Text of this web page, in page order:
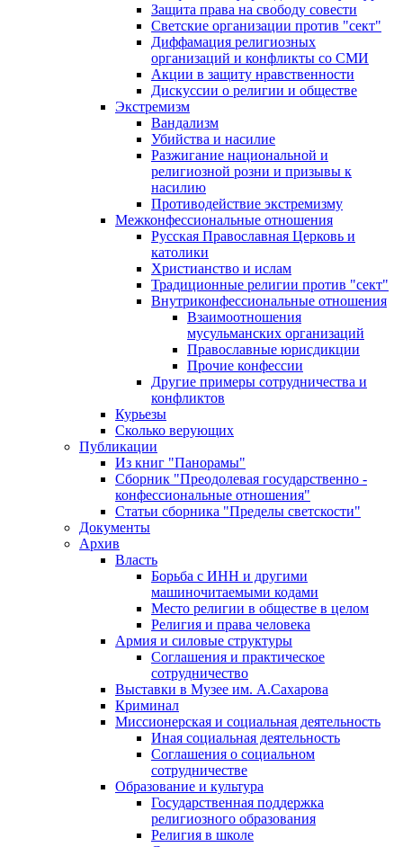
Защита права на свободу совести
Светские организации против "сект"
Диффамация религиозных
организаций и конфликты со СМИ
Акции в защиту нравственности
Дискуссии о религии и обществе
Экстремизм
Вандализм
Убийства и насилие
Разжигание национальной и
религиозной розни и призывы к
насилию
Противодействие экстремизму
Межконфессиональные отношения
Русская Православная Церковь и
католики
Христианство и ислам
Традиционные религии против "сект"
Внутриконфессиональные отношения
Взаимоотношения
мусульманских организаций
Православные юрисдикции
Прочие конфессии
Другие примеры сотрудничества и
конфликтов
Курьезы
Сколько верующих
Публикации
Из книг "Панорамы"
Сборник "Преодолевая государственно -
конфессиональные отношения"
Статьи сборника "Пределы светскости"
Документы
Архив
Власть
Борьба с ИНН и другими
машиночитаемыми кодами
Место религии в обществе в целом
Религия и права человека
Армия и силовые структуры
Соглашения и практическое
сотрудничество
Выставки в Музее им. А.Сахарова
Криминал
Миссионерская и социальная деятельность
Иная социальная деятельность
Соглашения о социальном
сотрудничестве
Образование и культура
Государственная поддержка
религиозного образования
Религия в школе